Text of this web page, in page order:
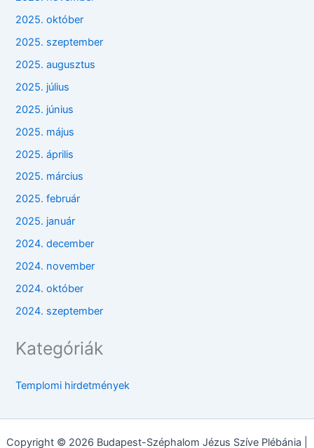
2025. október
2025. szeptember
2025. augusztus
2025. július
2025. június
2025. május
2025. április
2025. március
2025. február
2025. január
2024. december
2024. november
2024. október
2024. szeptember
Kategóriák
Templomi hirdetmények
Copyright © 2026 Budapest-Széphalom Jézus Szíve Plébánia |